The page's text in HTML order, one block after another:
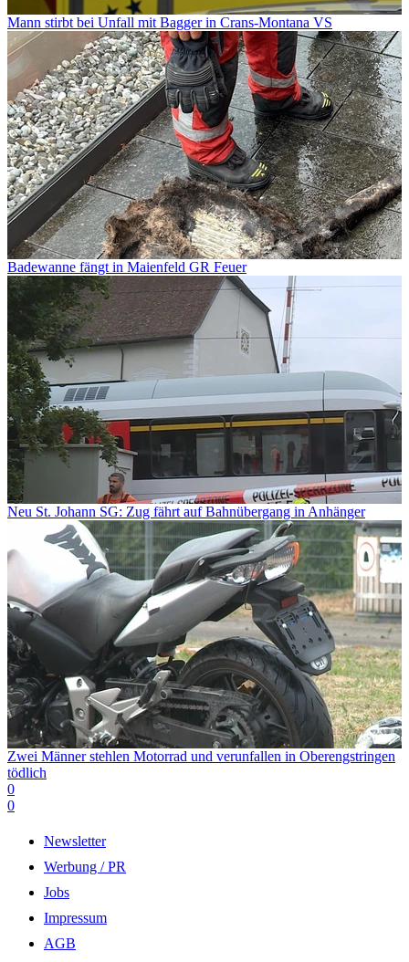
Mann stirbt bei Unfall mit Bagger in Crans-Montana VS
Badewanne fängt in Maienfeld GR Feuer
Neu St. Johann SG: Zug fährt auf Bahnübergang in Anhänger
Zwei Männer stehlen Motorrad und verunfallen in Oberengstringen
tödlich
0
0
Newsletter
Werbung / PR
Jobs
Impressum
AGB